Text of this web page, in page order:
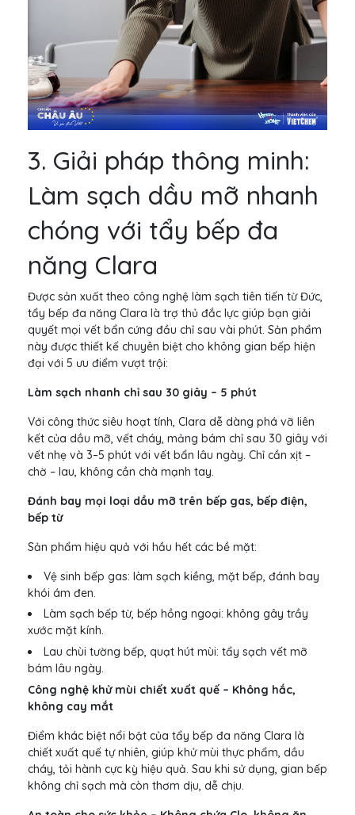
3. Giải pháp thông minh:
Làm sạch dầu mỡ nhanh
chóng với tẩy bếp đa
năng Clara
Được sản xuất theo công nghệ làm sạch tiên tiến từ Đức,
tẩy bếp đa năng Clara là trợ thủ đắc lực giúp bạn giải
quyết mọi vết bẩn cứng đầu chỉ sau vài phút. Sản phẩm
này được thiết kế chuyên biệt cho không gian bếp hiện
đại với 5 ưu điểm vượt trội:
Làm sạch nhanh chỉ sau 30 giây – 5 phút
Với công thức siêu hoạt tính, Clara dễ dàng phá vỡ liên
kết của dầu mỡ, vết cháy, mảng bám chỉ sau 30 giây với
vết nhẹ và 3–5 phút với vết bẩn lâu ngày. Chỉ cần xịt –
chờ – lau, không cần chà mạnh tay.
Đánh bay mọi loại dầu mỡ trên bếp gas, bếp điện,
bếp từ
Sản phẩm hiệu quả với hầu hết các bề mặt:
Vệ sinh bếp gas: làm sạch kiềng, mặt bếp, đánh bay
khói ám đen.
Làm sạch bếp từ, bếp hồng ngoại: không gây trầy
xước mặt kính.
Lau chùi tường bếp, quạt hút mùi: tẩy sạch vết mỡ
bám lâu ngày.
Công nghệ khử mùi chiết xuất quế – Không hắc,
không cay mắt
Điểm khác biệt nổi bật của tẩy bếp đa năng Clara là
chiết xuất quế tự nhiên, giúp khử mùi thực phẩm, dầu
cháy, tỏi hành cực kỳ hiệu quả. Sau khi sử dụng, gian bếp
không chỉ sạch mà còn thơm dịu, dễ chịu.